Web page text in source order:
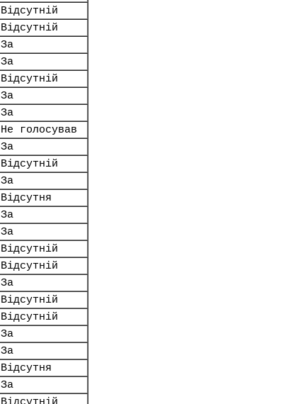
Відсутній
Відсутній
За
За
Відсутній
За
За
Не голосував
За
Відсутній
За
Відсутня
За
За
Відсутній
Відсутній
За
Відсутній
Відсутній
За
За
Відсутня
За